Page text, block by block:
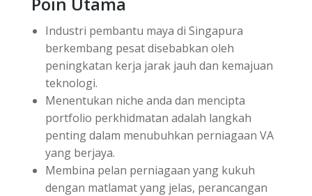
Industri pembantu maya di Singapura
berkembang pesat disebabkan oleh
peningkatan kerja jarak jauh dan kemajuan
teknologi.
Menentukan niche anda dan mencipta
portfolio perkhidmatan adalah langkah
penting dalam menubuhkan perniagaan VA
yang berjaya.
Membina pelan perniagaan yang kukuh
dengan matlamat yang jelas, perancangan